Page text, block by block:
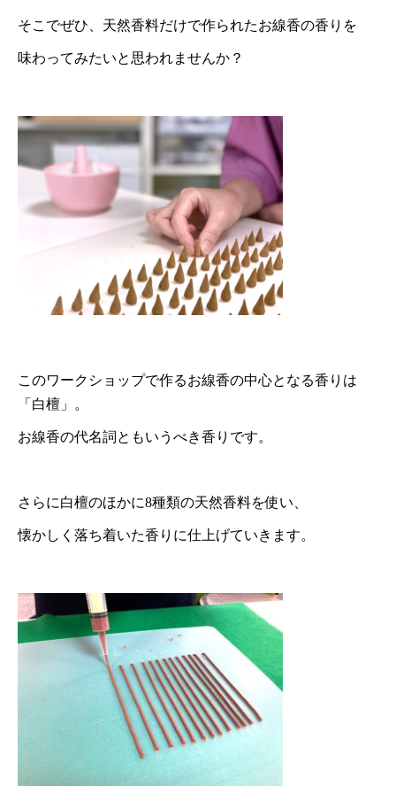
そこでぜひ、天然香料だけで作られたお線香の香りを
味わってみたいと思われませんか？
このワークショップで作るお線香の中心となる香りは
「白檀」。
お線香の代名詞ともいうべき香りです。
さらに白檀のほかに8種類の天然香料を使い、
懐かしく落ち着いた香りに仕上げていきます。